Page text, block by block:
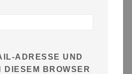
ADRESSE UND
DIESEM BROWSER